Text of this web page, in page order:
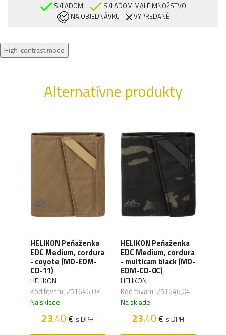
SKLADOM
SKLADOM MALÉ MNOŽSTVO
NA OBJEDNÁVKU
VYPREDANÉ
High-contrast mode
Alternatívne produkty
HELIKON Peňaženka
EDC Medium, cordura
- coyote (MO-EDM-
CD-11)
HELIKON
Kód tovaru: 251646,03
Na sklade
23.40€ s DPH
HELIKON Peňaženka
EDC Medium, cordura
- multicam black (MO-
EDM-CD-0C)
HELIKON
Kód tovaru: 251646,04
Na sklade
23.40€ s DPH